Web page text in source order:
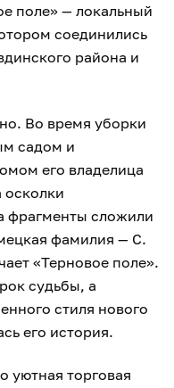
поле» — локальный
соединились
района и
Во время уборки
садом и
его владелица
осколки
фрагменты сложили
фамилия — C.
«Терновое поле».
судьбы, а
стиля нового
его история.
уютная торговая